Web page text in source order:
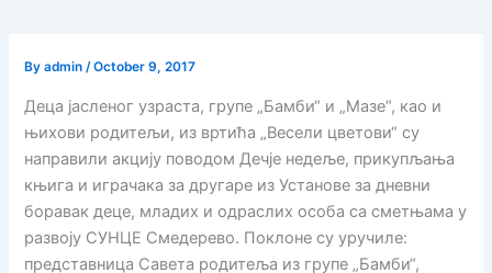
Byadmin/October 9, 2017
Деца јасленог узраста, групе „Бамби“ и „Мазе“, као и
њихови родитељи, из вртића „Весели цветови“ су
направили акцију поводом Дечје недеље, прикупљања
књига и играчака за другаре из Установе за дневни
боравак деце, младих и одраслих особа са сметњама у
развоју СУНЦЕ Смедерево. Поклоне су уручиле:
представница Савета родитеља из групе „Бамби“,